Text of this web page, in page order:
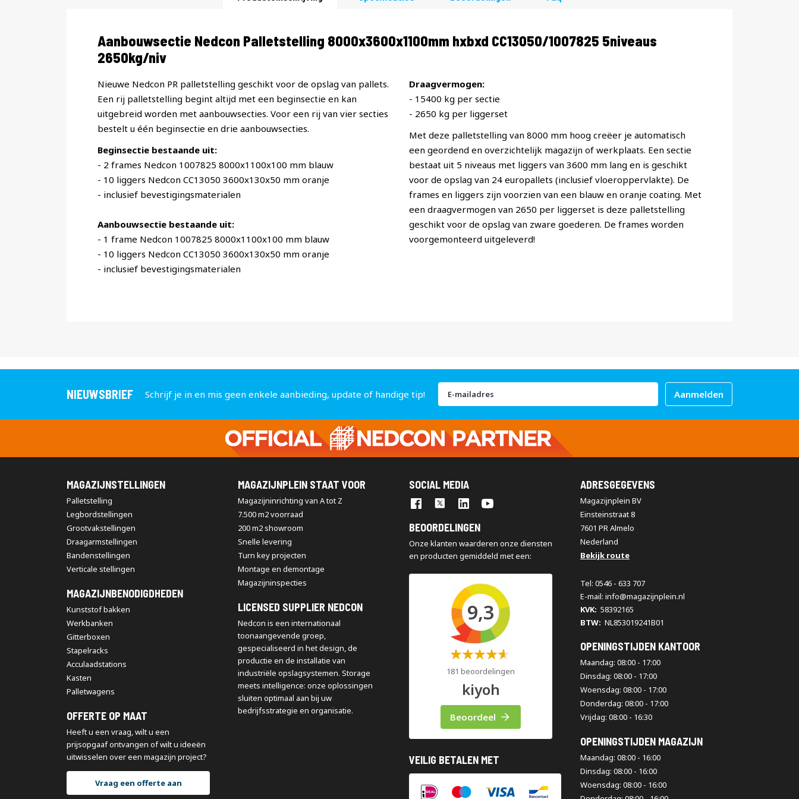
Productomschrijving
Aanbouwsectie Nedcon Palletstelling 8000x3600x1100mm hxbxd CC13050/1007825 5niveaus
2650kg/niv
Nieuwe Nedcon PR palletstelling geschikt voor de opslag van pallets.
Een rij palletstelling begint altijd met een beginsectie en kan
uitgebreid worden met aanbouwsecties. Voor een rij van vier secties
bestelt u één beginsectie en drie aanbouwsecties.
Beginsectie bestaande uit:
- 2 frames Nedcon 1007825 8000x1100x100 mm blauw
- 10 liggers Nedcon CC13050 3600x130x50 mm oranje
- inclusief bevestigingsmaterialen
Aanbouwsectie bestaande uit:
- 1 frame Nedcon 1007825 8000x1100x100 mm blauw
- 10 liggers Nedcon CC13050 3600x130x50 mm oranje
- inclusief bevestigingsmaterialen
Draagvermogen:
- 15400 kg per sectie
- 2650 kg per liggerset
Met deze palletstelling van 8000 mm hoog creëer je automatisch
een geordend en overzichtelijk magazijn of werkplaats. Een sectie
bestaat uit 5 niveaus met liggers van 3600 mm lang en is geschikt
voor de opslag van 24 europallets (inclusief vloeroppervlakte). De
frames en liggers zijn voorzien van een blauw en oranje coating. Met
een draagvermogen van 2650 per liggerset is deze palletstelling
geschikt voor de opslag van zware goederen. De frames worden
voorgemonteerd uitgeleverd!
NIEUWSBRIEF Schrijf je in en mis geen enkele aanbieding, update of handige tip!
Abonneer
op
onze
nieuwsbrief
Aanmelden
MAGAZIJNSTELLINGEN
Palletstelling
Legbordstellingen
Grootvakstellingen
Draagarmstellingen
Bandenstellingen
Verticale stellingen
MAGAZIJNBENODIGDHEDEN
Kunststof bakken
Werkbanken
Gitterboxen
Stapelracks
Acculaadstations
Kasten
Palletwagens
OFFERTE OP MAAT
Heeft u een vraag, wilt u een
prijsopgaaf ontvangen of wilt u ideeën
uitwisselen over een magazijn project?
Vraag een offerte aan
MAGAZIJNPLEIN STAAT VOOR
Magazijninrichting van A tot Z
7.500 m2 voorraad
200 m2 showroom
Snelle levering
Turn key projecten
Montage en demontage
Magazijninspecties
LICENSED SUPPLIER NEDCON
Nedcon is een internationaal
toonaangevende groep,
gespecialiseerd in het design, de
productie en de installatie van
industriële opslagsystemen. Storage
meets intelligence: onze oplossingen
sluiten optimaal aan bij uw
bedrijfsstrategie en organisatie.
SOCIAL MEDIA
BEOORDELINGEN
Onze klanten waarderen onze diensten
en producten gemiddeld met een:
9,3
Waardering:
181 beoordelingen
kiyoh
Beoordeel
VEILIG BETALEN MET
ADRESGEGEVENS
Magazijnplein BV
Einsteinstraat 8
7601 PR Almelo
Nederland
Bekijk route
Tel: 0546 - 633 707
E-mail: info@magazijnplein.nl
KVK: 58392165
BTW: NL853019241B01
OPENINGSTIJDEN KANTOOR
Maandag: 08:00 - 17:00
Dinsdag: 08:00 - 17:00
Woensdag: 08:00 - 17:00
Donderdag: 08:00 - 17:00
Vrijdag: 08:00 - 16:30
OPENINGSTIJDEN MAGAZIJN
Maandag: 08:00 - 16:00
Dinsdag: 08:00 - 16:00
Woensdag: 08:00 - 16:00